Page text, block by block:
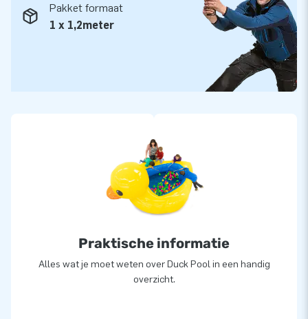
Pakket formaat
1 x 1,2meter
Praktische informatie
Alles wat je moet weten over Duck Pool in een handig
overzicht.